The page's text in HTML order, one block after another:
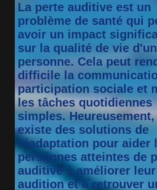
La perte auditive est un
problème de santé qui
avoir un impact
sur la qualité de vie
personne. Cela peut
difficile la
participation sociale et
les tâches quotidiennes
simples.
existe des solutions de
réadaptation pour aider
personnes atteintes de
auditive à améliorer leur
audition et à retrouver